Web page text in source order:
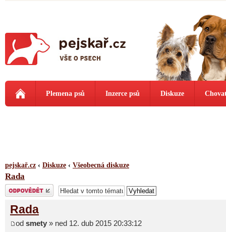
Plemena psů Inzerce psů Diskuze
pejskař.cz ‹ Diskuze ‹ Všeobecná diskuze
Rada
Odeslat odpověď
Rada
od smety » ned 12. dub 2015 20:33:12